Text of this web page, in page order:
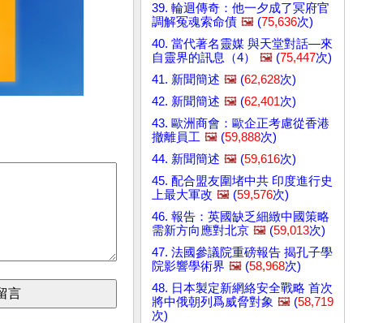
39. 輪迴傳奇：他一夕成了冥府官
調解冤魂索命債 🖼️ (75,636次)
40. 當代著名靈媒 與天堂對話—來
自靈界的訊息（4）
🖼️ (75,447次)
41. 新聞簡述 🖼️ (62,628次)
42. 新聞簡述 🖼️ (62,401次)
43. 歐洲商會：歐企正考慮從香港
撤離員工 🖼️ (59,888次)
44. 新聞簡述 🖼️ (59,616次)
45. 配合盟友圍堵中共 印度進行史
上最大軍改 🖼️ (59,576次)
46. 報告：英國缺乏細緻中國策略
需新方向應對北京 🖼️ (59,013次)
47. 法國參議院重磅報告 揭孔子學
院影響學術界 🖼️ (58,968次)
48. 日本製定新網絡安全戰略 首次
將中俄朝列爲威脅對象 🖼️ (58,719
次)